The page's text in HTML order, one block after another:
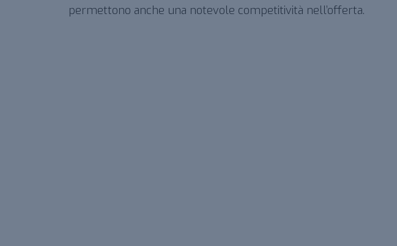
permettono anche una notevole competitività nell’offerta.